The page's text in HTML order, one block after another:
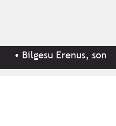
•Bilgesu Erenus, son